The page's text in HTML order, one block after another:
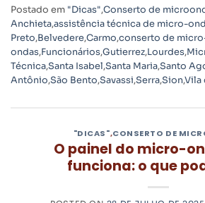
Postado em "Dicas",Conserto de
Anchieta,assistência técnica de micro-
Preto,Belvedere,Carmo,conserto de
ondas,Funcionários,Gutierrez,Lourdes,
Técnica,Santa Isabel,Santa Maria,Santo
Antônio,São Bento,Savassi,Serra,Sion,Vila
"DICAS",CONSERTO DE
O painel do micro-
funciona: o que